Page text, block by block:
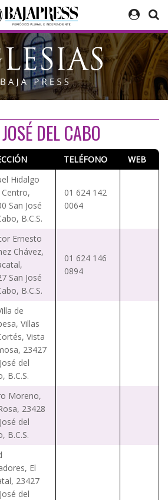
DEL CABO
TELÉFONO WEB
Hidalgo
San José
B.C.S.
01 624 142
0064
Ernesto
Chávez,
San José
B.C.S.
01 624 146
0894
de
Villas
Vista
23427
del
B.C.S.
Moreno,
23428
del
B.C.S.
El
23427
del